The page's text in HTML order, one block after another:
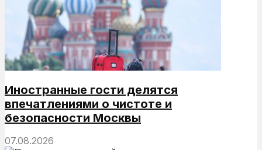
Иностранные гости делятся
впечатлениями о чистоте и
безопасности Москвы
07.08.2026